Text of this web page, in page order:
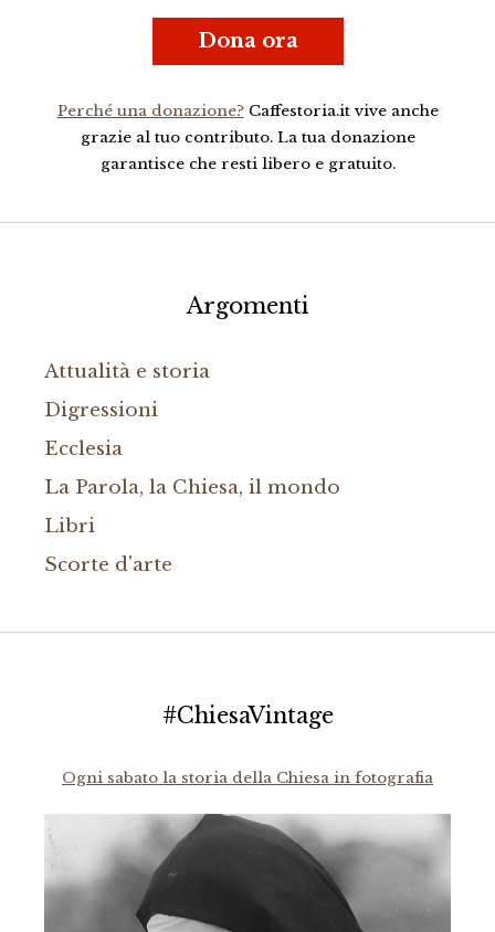
Dona ora
Perché una donazione?Caffestoria.it vive anche
grazie al tuo contributo. La tua donazione
garantisce che resti libero e gratuito.
Argomenti
Attualità e storia
Digressioni
Ecclesia
La Parola, la Chiesa, il mondo
Libri
Scorte d'arte
#ChiesaVintage
Ogni sabato la storia della Chiesa in fotografia